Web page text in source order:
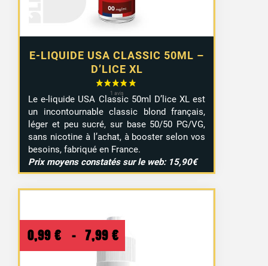
E-LIQUIDE USA CLASSIC 50ML –
D’LICE XL
Le e-liquide USA Classic 50ml D’lice XL est
un incontournable classic blond français,
léger et peu sucré, sur base 50/50 PG/VG,
sans nicotine à l’achat, à booster selon vos
besoins, fabriqué en France.
Prix moyens constatés sur le web: 15,90€
0,99 € – 7,99 € Plage
de